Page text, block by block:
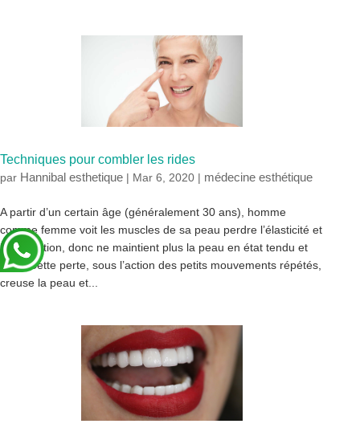
Techniques pour combler les rides
par Hannibal esthetique | Mar 6, 2020 | médecine esthétique
A partir d’un certain âge (généralement 30 ans), homme
comme femme voit les muscles de sa peau perdre l’élasticité et
l’hydratation, donc ne maintient plus la peau en état tendu et
lisse. Cette perte, sous l’action des petits mouvements répétés,
creuse la peau et...